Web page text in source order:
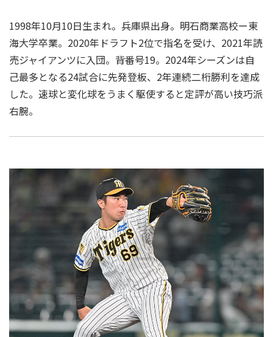
1998年10月10日生まれ。兵庫県出身。明石商業高校ー東
海大学卒業。2020年ドラフト2位で指名を受け、2021年読
売ジャイアンツに入団。背番号19。2024年シーズンは自
己最多となる24試合に先発登板、2年連続二桁勝利を達成
した。速球と変化球をうまく駆使すると定評が高い技巧派
右腕。